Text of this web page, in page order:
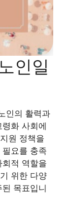
인일
인의 활력과
화 사회에
원 정책을
요를 충족
적 역할을
위한 다양
목표입니